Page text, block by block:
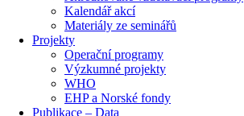
Kalendář akcí
Materiály ze seminářů
Projekty
Operační programy
Výzkumné projekty
WHO
EHP a Norské fondy
Publikace – Data